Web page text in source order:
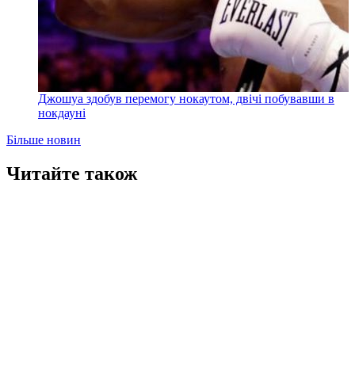
Джошуа здобув перемогу нокаутом, двічі побувавши в
нокдауні
Більше новин
Читайте також